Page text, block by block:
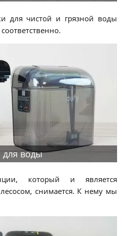
для чистой и грязной воды
для воды
который и является
снимается. К нему мы